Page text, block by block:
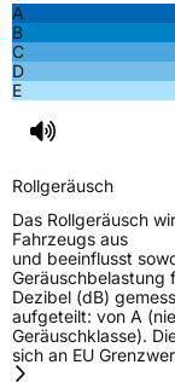
A
B
C
D
E
Rollgeräusch
Das Rollgeräusch
Fahrzeugs aus
und beeinflusst
Geräuschbelastung
Dezibel (dB)
aufgeteilt: von A
Geräuschklasse).
sich an EU